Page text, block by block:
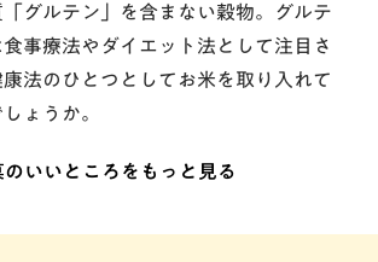
グルテン」を含まない穀物。グルテ
事療法やダイエット法として注目さ
法のひとつとしてお米を取り入れて
ょうか。
いいところをもっと見る